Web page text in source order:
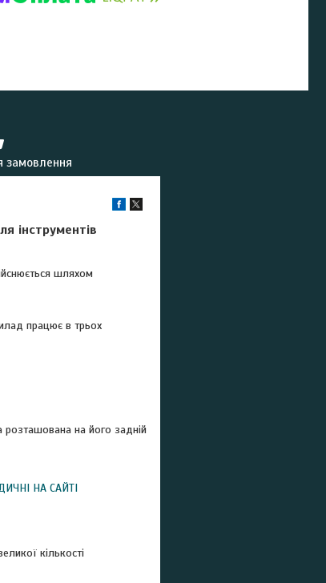
замовлення
інструментів
шляхом
працює в трьох
на його задній
НА САЙТІ
кількості